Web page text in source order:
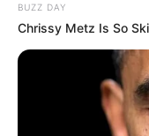
BUZZ DAY
Chrissy Metz Is So